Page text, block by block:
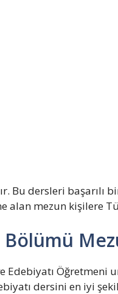
Bu dersleri başarılı
alan mezun kişilere
Öğretmeni
dersini en iyi